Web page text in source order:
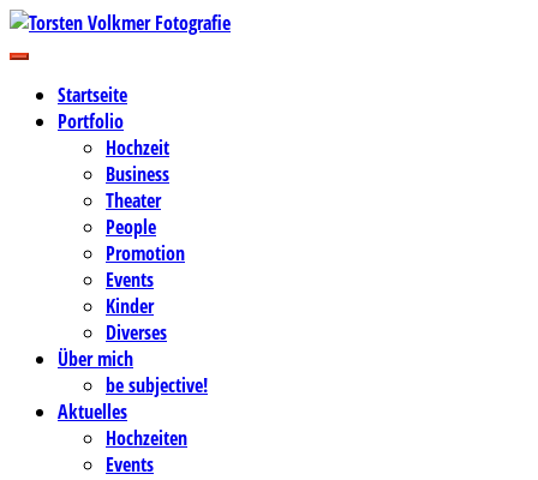
Zum
Inhalt
Torsten Volkmer Fotografie
Business-, Portrait- und Hochzeitsfotografie
Startseite
Portfolio
Hochzeit
Business
Theater
People
Promotion
Events
Kinder
Diverses
Über mich
be subjective!
Aktuelles
Hochzeiten
Events